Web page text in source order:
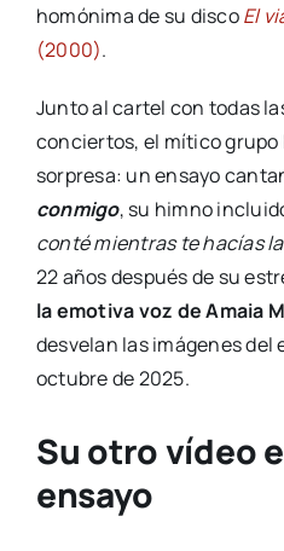
homónima de su discoEl
(2000).
Junto al cartel con todas
conciertos, el mítico grupo
sorpresa: un ensayo
conmigo, su himno
conté mientras te hacías
22 años después de su
la emotiva voz de Amaia
desvelan las imágenes del
octubre de 2025.
Su otro vídeo
ensayo